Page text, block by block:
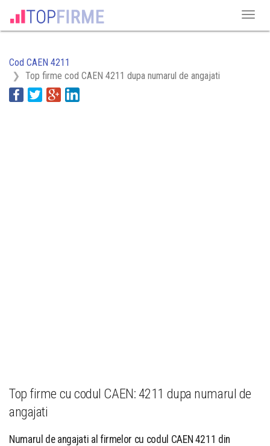
Cod CAEN 4211
Top firme cod CAEN 4211 dupa numarul de angajati
Top firme cu codul CAEN: 4211 dupa numarul de
angajati
Numarul de angajati al firmelor cu codul CAEN 4211 din